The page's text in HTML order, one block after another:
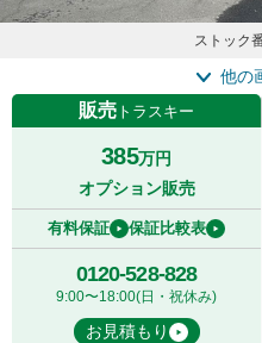
ストック
他の
販売 トラスキー
385万円
オプション販売
有料保証 保証比較表
0120-528-828
9:00〜18:00(日・祝休み)
お見積もり